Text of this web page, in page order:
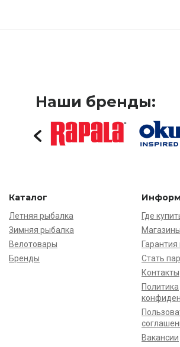
Наши бренды:
Каталог
Летняя рыбалка
Зимняя рыбалка
Велотовары
Бренды
Где
Стать
Контакты
Политика
Вакансии